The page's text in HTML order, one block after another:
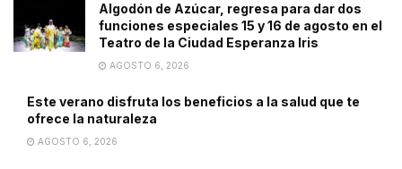
Algodón de Azúcar, regresa para dar dos
funciones especiales 15 y 16 de agosto en el
Teatro de la Ciudad Esperanza Iris
AGOSTO 6, 2026
Este verano disfruta los beneficios a la salud que te
ofrece la naturaleza
AGOSTO 6, 2026